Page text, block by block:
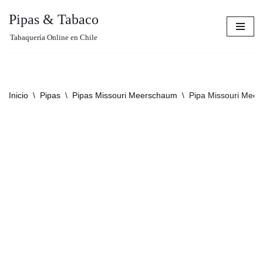
Pipas & Tabaco
Tabaquería Online en Chile
Inicio \ Pipas \ Pipas Missouri Meerschaum \ Pipa Missouri